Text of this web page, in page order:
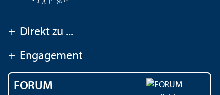
+ Direkt zu ...
+ Engagement
FORUM